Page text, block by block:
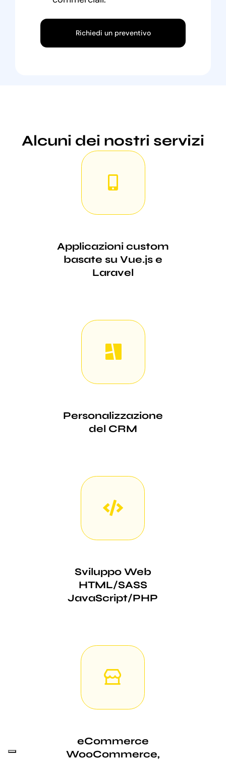
Richiedi un preventivo
Alcuni dei nostri servizi
Applicazioni custom
basate su Vue.js e
Laravel
Personalizzazione
del CRM
Sviluppo Web
HTML/SASS
JavaScript/PHP
eCommerce
WooCommerce,